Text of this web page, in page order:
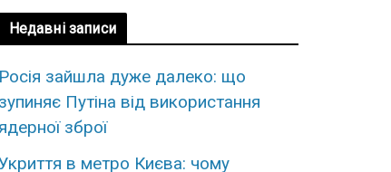
Недавні записи
Росія зайшла дуже далеко: що
зупиняє Путіна від використання
зброї
в метро Києва: чому